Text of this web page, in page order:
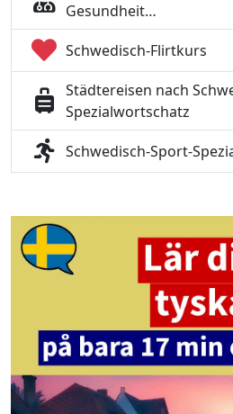
Gesundheit…
Schwedisch-Flirtkurs
Städtereisen nach
Spezialwortschatz
Schwedisch-Sport-